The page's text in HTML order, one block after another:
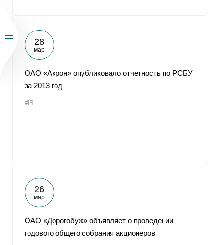
28
мар
ОАО «Акрон» опубликовало отчетность по РСБУ
за 2013 год
#IR
26
мар
ОАО «Дорогобуж» объявляет о проведении
годового общего собрания акционеров